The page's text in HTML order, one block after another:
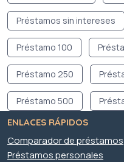
Préstamos sin intereses
Préstamo 100
Préstamo 250
Préstamo 500
ENLACES RÁPIDOS
Comparador de préstamos
Préstamos personales